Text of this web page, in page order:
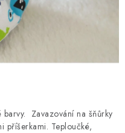
a platba
a výměnu
Blog
Zavazování na šňůrky
příšerkami. Teploučké,